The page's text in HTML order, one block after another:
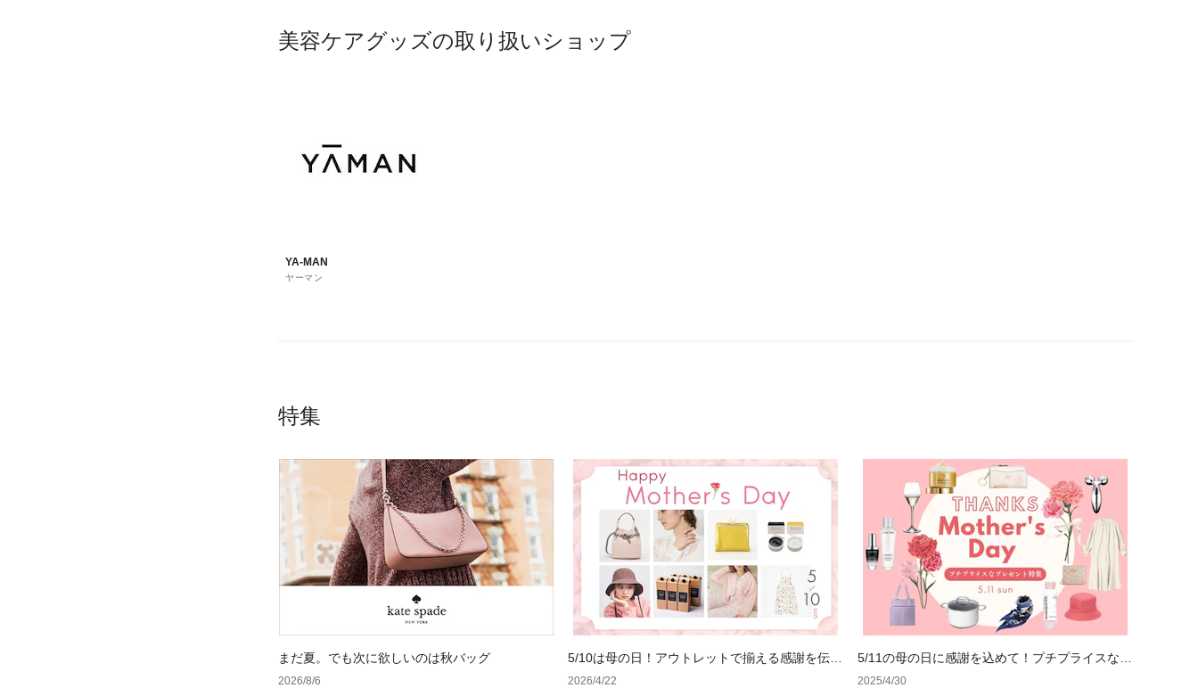
美容ケアグッズの取り扱いショップ
YA-MAN
ヤーマン
特集
まだ夏。でも次に欲しいのは秋バッグ
2026/8/6
5/10は母の日！アウトレットで揃える感謝を伝え
るギフト特集
2026/4/22
5/11の母の日に感謝を込めて！プチプライスなプ
レゼント特集
2025/4/30